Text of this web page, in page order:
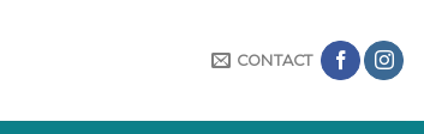
CONTACT